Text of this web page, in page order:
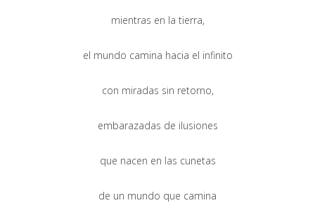
mientras en la tierra,
el mundo camina hacia el infinito
con miradas sin retorno,
embarazadas de ilusiones
que nacen en las cunetas
de un mundo que camina